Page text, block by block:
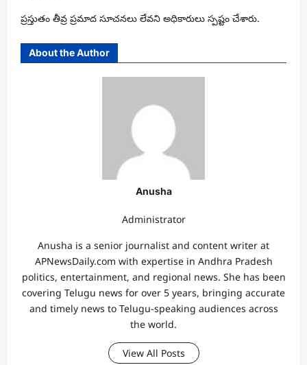
ప్రస్తుతం తీవ్ర ప్రమాద సూచనలు లేవని అధికారులు స్పష్టం చేశారు.
About the Author
Anusha
Administrator
Anusha is a senior journalist and content writer at
APNewsDaily.com with expertise in Andhra Pradesh
politics, entertainment, and regional news. She has been
covering Telugu news for over 5 years, bringing accurate
and timely news to Telugu-speaking audiences across
the world.
View All Posts